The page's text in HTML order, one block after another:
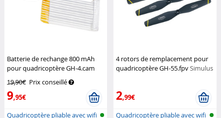
Batterie de rechange 800 mAh
pour quadricoptère GH-4.cam
19,90€ Prix conseillé
9,95€
Quadricoptère pliable avec wifi
4 rotors de remplacement pour
quadricoptère GH-55.fpvSimulus
2,99€
Quadricoptère pliable avec wifi